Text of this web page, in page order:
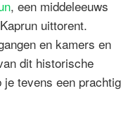
, een middeleeuws
uittorent.
en kamers en
dit historische
je tevens een prachtig